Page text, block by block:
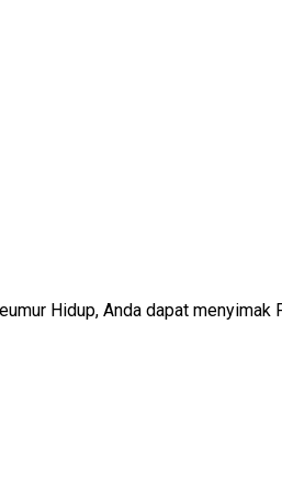
Hidup, Anda dapat menyimak